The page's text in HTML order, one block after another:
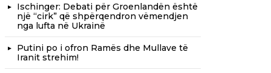
Ischinger: Debati për Groenlandën është
një “cirk” që shpërqendron vëmendjen
nga lufta në Ukrainë
Putini po i ofron Ramës dhe Mullave të
Iranit strehim!